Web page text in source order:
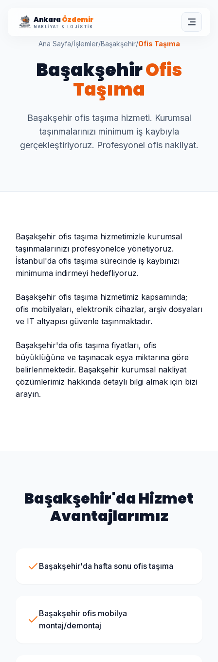
AnkaraÖzdemir
NAKLIYAT & LOJISTIK
Ana Sayfa/İşlemler/Başakşehir/Ofis Taşıma
BaşakşehirOfis
Taşıma
Başakşehir ofis taşıma hizmeti. Kurumsal
taşınmalarınızı minimum iş kaybıyla
gerçekleştiriyoruz. Profesyonel ofis nakliyat.
Başakşehir ofis taşıma hizmetimizle kurumsal
taşınmalarınızı profesyonelce yönetiyoruz.
İstanbul'da ofis taşıma sürecinde iş kaybınızı
minimuma indirmeyi hedefliyoruz.
Başakşehir ofis taşıma hizmetimiz kapsamında;
ofis mobilyaları, elektronik cihazlar, arşiv dosyaları
ve IT altyapısı güvenle taşınmaktadır.
Başakşehir'da ofis taşıma fiyatları, ofis
büyüklüğüne ve taşınacak eşya miktarına göre
belirlenmektedir. Başakşehir kurumsal nakliyat
çözümlerimiz hakkında detaylı bilgi almak için bizi
arayın.
Başakşehir'da Hizmet
Avantajlarımız
Başakşehir'da hafta sonu ofis taşıma
Başakşehir ofis mobilya
montaj/demontaj